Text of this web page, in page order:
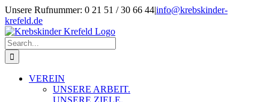
Skip
to
content
Unsere Rufnummer: 0 21 51 / 30 66 44|info@krebskinder-
krefeld.de
Facebook
Instagram
Search
for:
VEREIN
UNSERE ARBEIT.
UNSERE ZIELE.